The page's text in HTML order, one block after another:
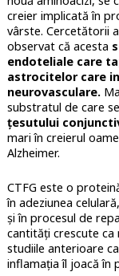
creier implicată în
vârste. Cercetătorii
observat că acesta
endoteliale care
astrocitelor care
neurovasculare.
substratul de care
țesutului
mari în creierul
Alzheimer.
CTFG este o
în adeziunea
și în procesul de
cantități crescute ca
studiile anterioare
inflamația îl joacă în